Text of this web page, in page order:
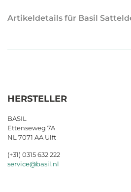
Artikeldetails für Basil
HERSTELLER
BASIL
Ettenseweg 7A
NL 7071 AA Ulft
(+31) 0315 632 222
service@basil.nl